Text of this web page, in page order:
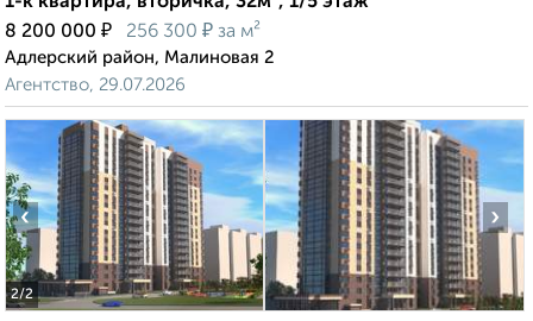
8 200 000 ₽ 256 300 ₽ за м²
Адлерский район, Малиновая 2
Агентство, 29.07.2026
2/2
‹ ›